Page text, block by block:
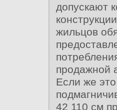
допускают
жильцов
продажной
Если же
42 110 см